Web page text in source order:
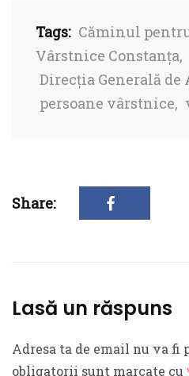
Tags: Căminul
Vârstnice Constanța,
Direcția Generală de
persoane vârstnice,
Share:
Lasă un răspuns
Adresa ta de email nu va fi
obligatorii sunt marcate cu